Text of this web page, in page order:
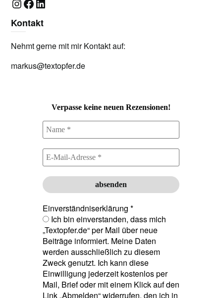
Kontakt
Nehmt gerne mit mir Kontakt auf:
markus@textopfer.de
Verpasse keine neuen Rezensionen!
Einverständniserklärung *
Ich bin einverstanden, dass mich
„Textopfer.de“ per Mail über neue
Beiträge informiert. Meine Daten
werden ausschließlich zu diesem
Zweck genutzt. Ich kann diese
Einwilligung jederzeit kostenlos per
Mail, Brief oder mit einem Klick auf den
Link „Abmelden“ widerrufen, den ich in